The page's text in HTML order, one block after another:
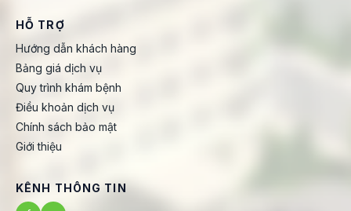
HỖ TRỢ
Hướng dẫn khách hàng
Bảng giá dịch vụ
Quy trình khám bệnh
Điều khoản dịch vụ
Chính sách bảo mật
Giới thiệu
KÊNH THÔNG TIN